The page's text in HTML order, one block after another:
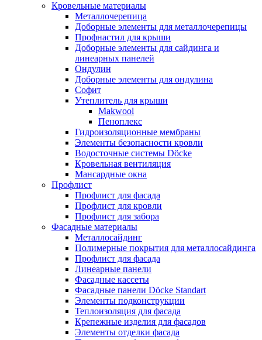
Кровельные материалы
Металлочерепица
Доборные элементы для металлочерепицы
Профнастил для крыши
Доборные элементы для сайдинга и
линеарных панелей
Ондулин
Доборные элементы для ондулина
Софит
Утеплитель для крыши
Makwool
Пеноплекс
Гидроизоляционные мембраны
Элементы безопасности кровли
Водосточные системы Döcke
Кровельная вентиляция
Мансардные окна
Профлист
Профлист для фасада
Профлист для кровли
Профлист для забора
Фасадные материалы
Металлосайдинг
Полимерные покрытия для металлосайдинга
Профлист для фасада
Линеарные панели
Фасадные кассеты
Фасадные панели Döcke Standart
Элементы подконструкции
Теплоизоляция для фасада
Крепежные изделия для фасадов
Элементы отделки фасада